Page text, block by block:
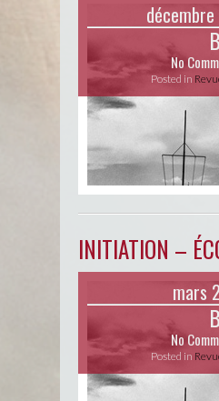
No
Posted in
INITIATION –
mars
No
Posted in